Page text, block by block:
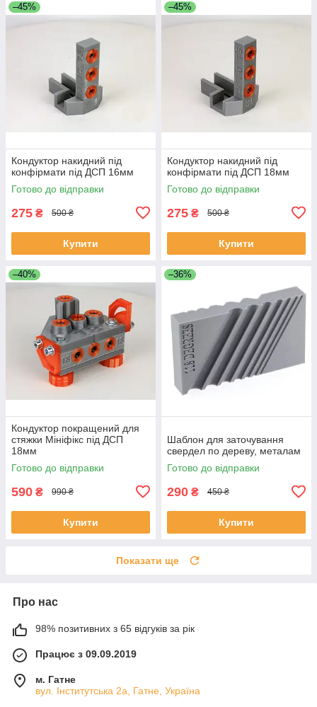
–45%
Кондуктор накидний під
конфірмати під ДСП 16мм
Готово до відправки
275 ₴ 500 ₴
Купити
–45%
Кондуктор накидний під
конфірмати під ДСП 18мм
Готово до відправки
275 ₴ 500 ₴
Купити
–40%
Кондуктор покращений для
стяжки Мініфікс під ДСП
18мм
Готово до відправки
590 ₴ 990 ₴
Купити
–36%
Шаблон для заточування
свердел по дереву, металам
Готово до відправки
290 ₴ 450 ₴
Купити
Показати ще
Про нас
98% позитивних з 65 відгуків за рік
Працює з 09.09.2019
м. Гатне
вул. Інститутська 2а, Гатне, Україна